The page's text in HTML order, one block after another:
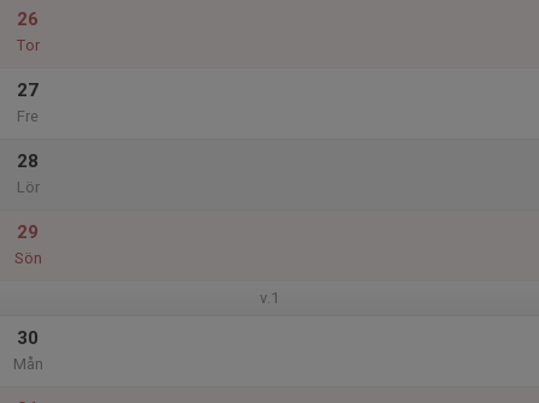
26
Tor
27
Fre
28
Lör
29
Sön
v.1
30
Mån